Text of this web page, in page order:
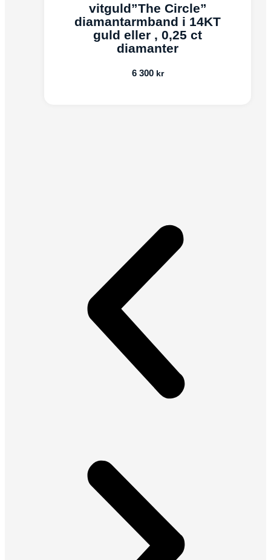
vitguld”The Circle”
diamantarmband i 14KT
guld eller , 0,25 ct
diamanter
6 300 kr